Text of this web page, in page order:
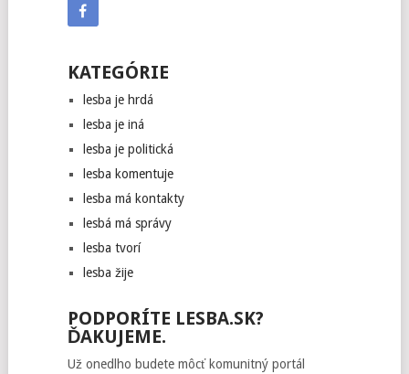
KATEGÓRIE
lesba je hrdá
lesba je iná
lesba je politická
lesba komentuje
lesba má kontakty
lesbá má správy
lesba tvorí
lesba žije
PODPORÍTE LESBA.SK?
ĎAKUJEME.
Už onedlho budete môcť komunitný portál